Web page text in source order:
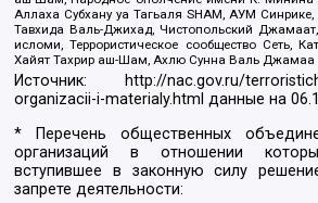
Аллаха Субхану уа Тагьаля SHAM, АУМ
Тавхида Валь-Джихад, Чистопольский
исломи, Террористическое сообщество Сеть,
Хайят Тахрир аш-Шам, Ахлю Сунна Валь Джамаа
Источник:
http://nac.gov.ru/
organizacii-i-materialy.html данные на
* Перечень общественных
организаций в отношении
вступившее в законную силу
запрете деятельности: